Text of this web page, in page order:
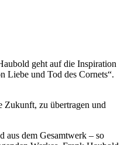
geht auf die Inspiration
Liebe und Tod des Cornets“.
Zukunft, zu übertragen und
aus dem Gesamtwerk – so